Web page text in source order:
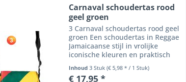
Carnaval schoudertas rood
geel groen
3 Carnaval schoudertas rood geel
groen Een schoudertas in Reggae
Jamaicaanse stijl in vrolijke
iconische kleuren en praktisch
compacte tasje is de perfecte
Inhoud3 Stuk(€ 5,98 * / 1 Stuk)
€ 17,95 *